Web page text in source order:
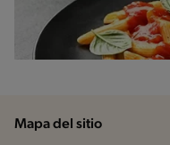
Mapa del sitio